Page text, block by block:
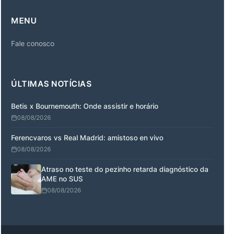
MENU
Fale conosco
ÚLTIMAS NOTÍCIAS
Betis x Bournemouth: Onde assistir e horário
08/08/2026
Ferencvaros vs Real Madrid: amistoso en vivo
08/08/2026
Atraso no teste do pezinho retarda diagnóstico da
AME no SUS
08/08/2026